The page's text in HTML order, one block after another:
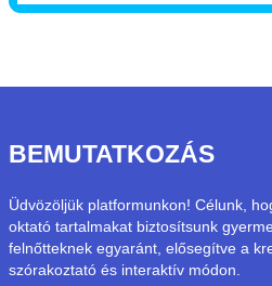
BEMUTATKOZÁS
Üdvözöljük platformunkon! Célunk,
oktató tartalmakat biztosítsunk
felnőtteknek egyaránt, elősegítve a
szórakoztató és interaktív módon.